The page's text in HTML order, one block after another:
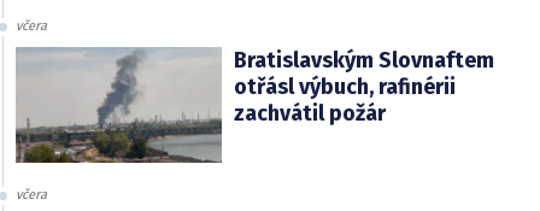
včera
Bratislavským Slovnaftem
otřásl výbuch, rafinérii
zachvátil požár
včera